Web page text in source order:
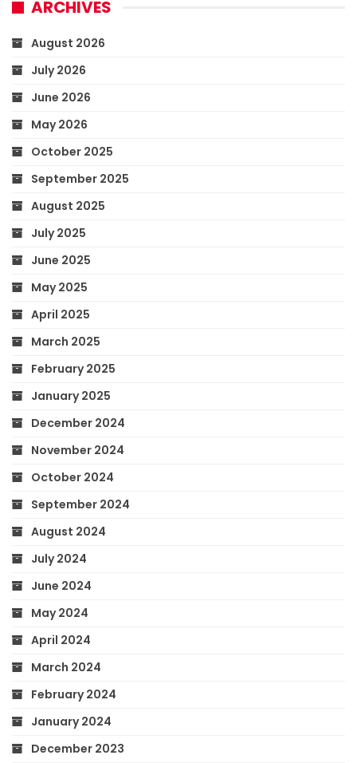
ARCHIVES
August 2026
July 2026
June 2026
May 2026
October 2025
September 2025
August 2025
July 2025
June 2025
May 2025
April 2025
March 2025
February 2025
January 2025
December 2024
November 2024
October 2024
September 2024
August 2024
July 2024
June 2024
May 2024
April 2024
March 2024
February 2024
January 2024
December 2023